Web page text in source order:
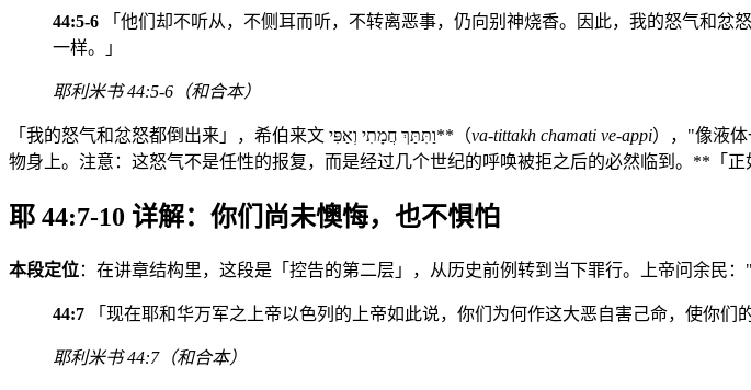
44:5-6 「他们却不听从，不侧耳而听，不转离恶事，仍向别神烧香。因此，我的怒气和
一样。」
耶利米书 44:5-6（和合本）
「我的怒气和忿怒都倒出来」，希伯来文 וַתִּתַּךְ חֲמָתִי וְאַפִּי**（va-tittakh chamati ve-appi），"像液
物身上。注意：这怒气不是任性的报复，而是经过几个世纪的呼唤被拒之后的必然临到。**「
耶 44:7-10 详解：你们尚未懊悔，也不惧怕
本段定位：在讲章结构里，这段是「控告的第二层」，从历史前例转到当下罪行。上帝问余民
44:7 「现在耶和华万军之上帝以色列的上帝如此说，你们为何作这大恶自害己命，使你们
耶利米书 44:7（和合本）